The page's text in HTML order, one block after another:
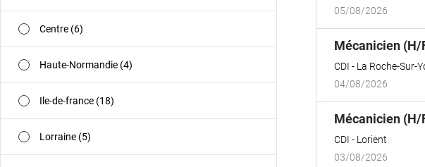
Centre (6)
Haute-Normandie (4)
Ile-de-france (18)
Lorraine (5)
05/08/2026
Mécanicien (H/
CDI
La Roche-Sur-
04/08/2026
Mécanicien (H/
CDI
Lorient
03/08/2026